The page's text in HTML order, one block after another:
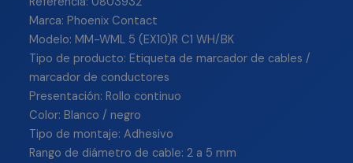
Marca: Phoenix Contact
Modelo: MM-WML 5 (EX10)R C1 WH/BK
Tipo de producto: Etiqueta de marcador de cables /
marcador de conductores
Presentación: Rollo continuo
Color: Blanco / negro
Tipo de montaje: Adhesivo
Rango de diámetro de cable: 2 a 5 mm